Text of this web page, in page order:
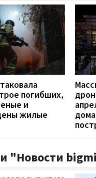
погибших,
и
жилые
"Новости